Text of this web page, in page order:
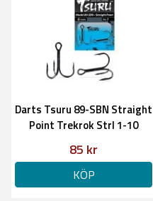
Darts Tsuru 89-SBN Straight
Point Trekrok Strl 1-10
85 kr
KÖP